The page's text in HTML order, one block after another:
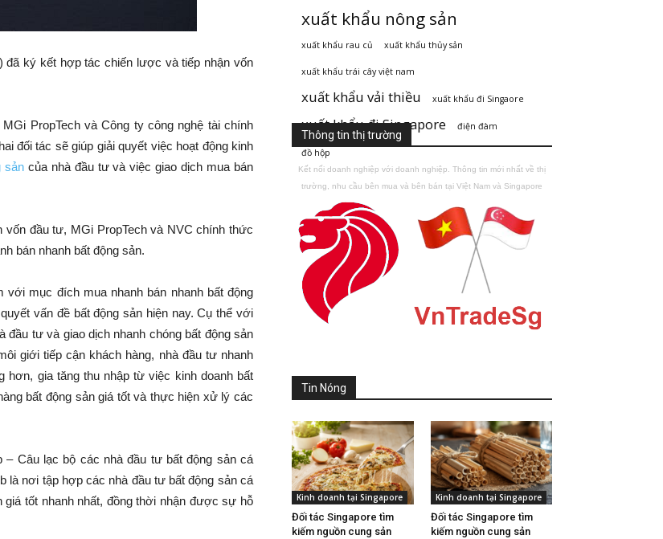
đã ký kết hợp tác chiến lược và tiếp nhận vốn
PropTech và Công ty công nghệ tài chính
đối tác sẽ giúp giải quyết việc hoạt động kinh
sảncủa nhà đầu tư và việc giao dịch mua bán
đầu tư, MGi PropTech và NVC chính thức
bán nhanh bất động sản.
mục đích mua nhanh bán nhanh bất động
vấn đề bất động sản hiện nay. Cụ thể với
đầu tư và giao dịch nhanh chóng bất động sản
giới tiếp cận khách hàng, nhà đầu tư nhanh
hơn, gia tăng thu nhập từ việc kinh doanh bất
bất động sản giá tốt và thực hiện xử lý các
– Câu lạc bộ các nhà đầu tư bất động sản cá
là nơi tập hợp các nhà đầu tư bất động sản cá
tốt nhanh nhất, đồng thời nhận được sự hỗ
xuất khẩu nông sản
xuất khẩu rau củ xuất khẩu thủy sản
xuất khẩu trái cây việt nam
xuất khẩu vải thiều xuất khẩu đi Singaore
xuất khẩu đi Singapore điện đàm
đồ hộp
Thông tin thị trường
Kết nối doanh nghiệp với doanh nghiệp. Thông tin mới nhất về thị
trường, nhu cầu bên mua và bên bán tại Việt Nam và Singapore
Tin Nóng
Kinh doanh tại Singapore
Đối tác Singapore tìm
kiếm nguồn cung sản
Kinh doanh tại Singapore
Đối tác Singapore tìm
kiếm nguồn cung sản